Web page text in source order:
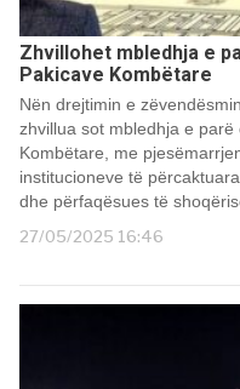
Zhvillohet mbledhja e
Pakicave Kombëtare
Nën drejtimin e
zhvillua sot mbledhja e
Kombëtare, me
institucioneve të
dhe përfaqësues të
27/05/2025 16:46